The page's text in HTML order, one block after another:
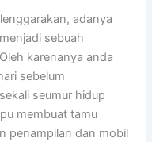
adanya
sebuah
karenanya anda
sebelum
seumur hidup
membuat tamu
penampilan dan mobil